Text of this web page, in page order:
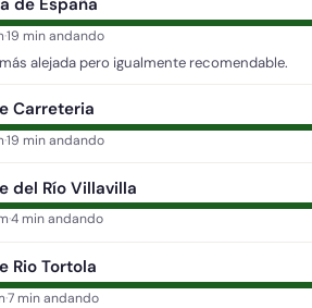
de España
·19 min andando
alejada pero igualmente recomendable.
Carreteria
·19 min andando
del Río Villavilla
·4 min andando
Rio Tortola
·7 min andando